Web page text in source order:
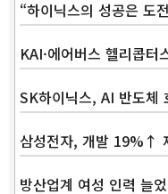
“하이닉스의 성공은 도
KAI·에어버스 헬리콥
SK하이닉스, AI 반도체
삼성전자, 개발
방산업계 여성 인력